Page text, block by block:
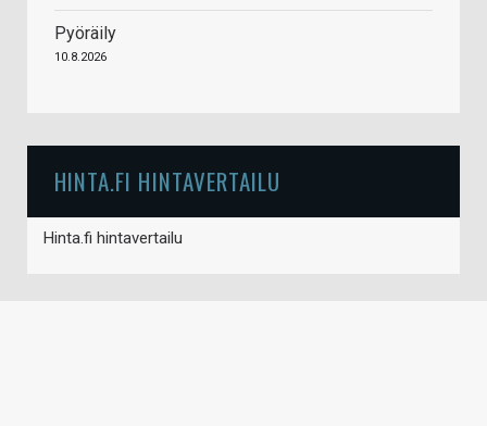
Pyöräily
10.8.2026
HINTA.FI HINTAVERTAILU
Hinta.fi hintavertailu